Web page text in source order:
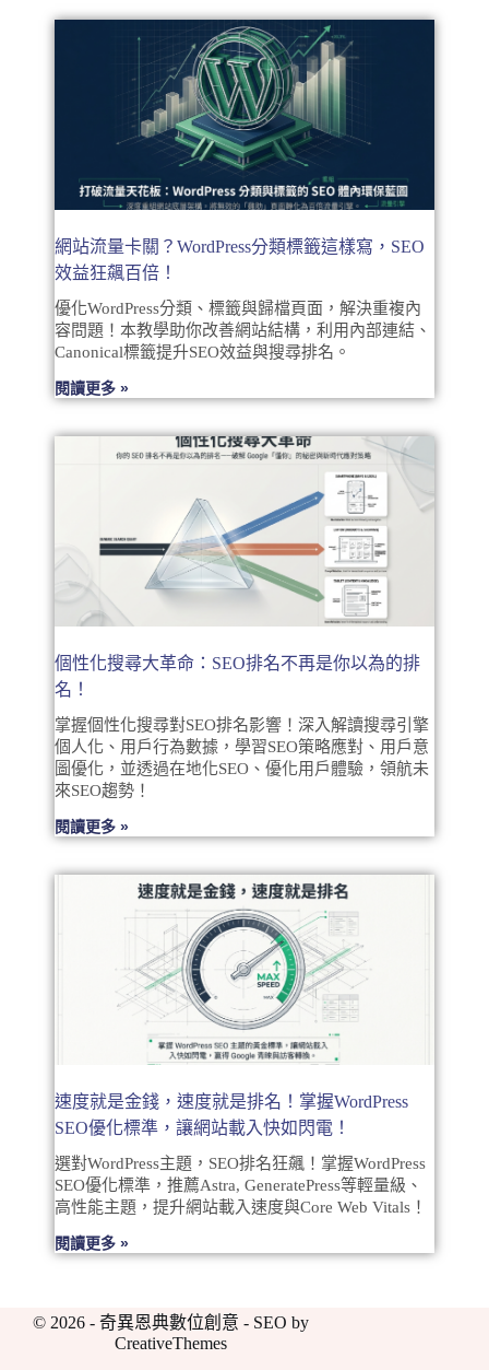
網站流量卡關？WordPress分類標籤這樣寫，SEO
效益狂飆百倍！
優化WordPress分類、標籤與歸檔頁面，解決重複內
容問題！本教學助你改善網站結構，利用內部連結、
Canonical標籤提升SEO效益與搜尋排名。
閱讀更多 »
個性化搜尋大革命：SEO排名不再是你以為的排
名！
掌握個性化搜尋對SEO排名影響！深入解讀搜尋引擎
個人化、用戶行為數據，學習SEO策略應對、用戶意
圖優化，並透過在地化SEO、優化用戶體驗，領航未
來SEO趨勢！
閱讀更多 »
速度就是金錢，速度就是排名！掌握WordPress
SEO優化標準，讓網站載入快如閃電！
選對WordPress主題，SEO排名狂飆！掌握WordPress
SEO優化標準，推薦Astra, GeneratePress等輕量級、
高性能主題，提升網站載入速度與Core Web Vitals！
閱讀更多 »
© 2026 - 奇異恩典數位創意 - SEO by
CreativeThemes